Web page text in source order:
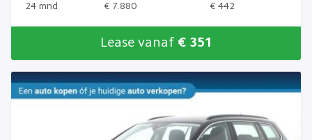
24 mnd
€ 7.880 € 442
Lease vanaf € 351